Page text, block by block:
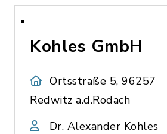
Kohles GmbH
Ortsstraße 5, 96257
Redwitz a.d.Rodach
Dr. Alexander Kohles